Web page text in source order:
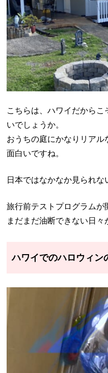
こちらは、ハワイだから
いでしょうか。
おうちの庭にかなりリアル
面白いですね。
日本ではなかなか見られな
旅行前テストプログラム
まだまだ油断できない日々
ハワイでのハロウィン